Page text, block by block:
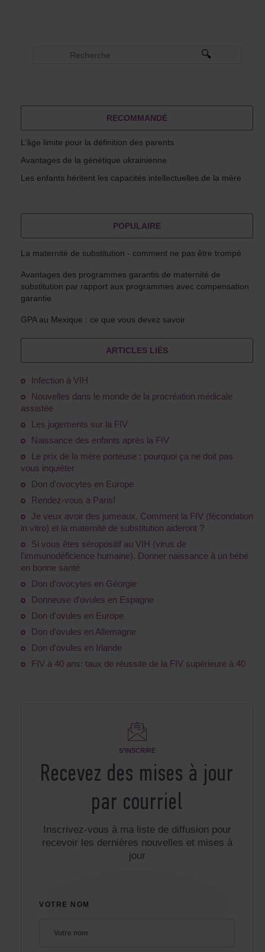
RECOMMANDÉ
L’âge limite pour la définition des parents
Avantages de la génétique ukrainienne
Les enfants héritent les capacités intellectuelles de la mère
POPULAIRE
La maternité de substitution - comment ne pas être trompé
Avantages des programmes garantis de maternité de
substitution par rapport aux programmes avec compensation
garantie
GPA au Mexique : ce que vous devez savoir
ARTICLES LIÉS
Infection à VIH
Nouvelles dans le monde de la procréation médicale
assistée
Les jugements sur la FIV
Naissance des enfants après la FIV
Le prix de la mère porteuse : pourquoi ça ne doit pas
vous inquiéter
Don d'ovocytes en Europe
Rendez-vous à Paris!
Je veux avoir des jumeaux. Comment la FIV (fécondation
in vitro) et la maternité de substitution aideront ?
Si vous êtes séropositif au VIH (virus de
l'immunodéficience humaine). Donner naissance à un bébé
en bonne santé
Don d'ovocytes en Géorgie
Donneuse d'ovules en Espagne
Don d'ovules en Europe
Don d'ovules en Allemagne
Don d'ovules en Irlande
FIV à 40 ans: taux de réussite de la FIV supérieure à 40
S’INSCRIRE
Recevez des mises à jour
par courriel
Inscrivez-vous à ma liste de diffusion pour
recevoir les dernières nouvelles et mises à
jour
VOTRE NOM